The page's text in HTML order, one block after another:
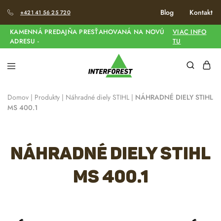
+421 41 56 25 720 Blog Kontakt
KAMENNÁ PREDAJŇA PRESŤAHOVANÁ NA NOVÚ
ADRESU -
VIAC INFO
TU
Domov | Produkty | Náhradné diely STIHL | NÁHRADNÉ DIELY STIHL
MS 400.1
NÁHRADNÉ DIELY STIHL
MS 400.1